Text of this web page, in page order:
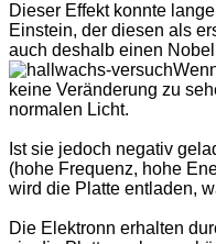
Dieser Effekt konnte
Einstein, der diesen als
auch deshalb einen
keine Veränderung zu
normalen Licht.
Ist sie jedoch negativ
(hohe Frequenz, hohe
wird die Platte entladen,
Die Elektronn erhalten